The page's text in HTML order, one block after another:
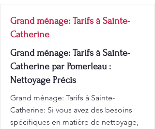
Grand ménage: Tarifs à Sainte-
Catherine
Grand ménage: Tarifs à Sainte-
Catherine par Pomerleau :
Nettoyage Précis
Grand ménage: Tarifs à Sainte-
Catherine: Si vous avez des besoins
spécifiques en matière de nettoyage,